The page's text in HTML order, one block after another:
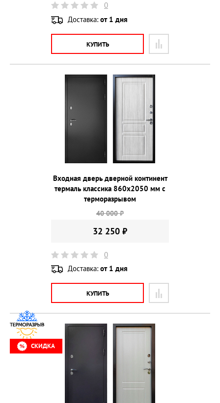
0
Доставка: от 1 дня
КУПИТЬ
Входная дверь дверной континент
термаль классика 860х2050 мм с
терморазрывом
40 000 ₽
32 250 ₽
0
Доставка: от 1 дня
КУПИТЬ
СКИДКА